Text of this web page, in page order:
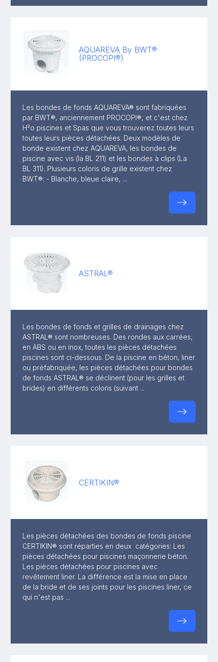
AQUAREVA By BWT®
(PROCOPI®)
Les bondes de fonds AQUAREVA® sont fabriquées
par BWT®, anciennement PROCOPI®, et c'est chez
H²o piscines et Spas que vous trouverez toutes leurs
toutes leurs pièces détachées. Deux modèles de
bonde existent chez AQUAREVA, les bondes de
piscine avec vis (la BL 211) et les bondes à clips (La
BL 311). Plusieurs coloris de grille existent chez
BWT®: - Blanche, bleue claire, ...
ASTRAL®
Les bondes de fonds et grilles de drainages chez
ASTRAL® sont nombreuses. Des rondes aux carrées,
en ABS ou en inox, toutes les pièces détachées
piscines sont ci-dessous. De la piscine en béton, liner
ou préfabriquée, les pièces détachées pour bondes
de fonds ASTRAL® se déclinent (pour les grilles et
brides) en différents coloris (suivant ...
CERTIKIN®
Les pièces détachées des bondes de fonds piscine
CERTIKIN® sont réparties en deux catégories: Les
pièces détachées pour piscines maçonnerie béton.
Les pièces détachées pour piscines avec
revêtement liner. La différence est la mise en place
de la bride et de ses joints pour les piscines liner, ce
qui n'est pas ...